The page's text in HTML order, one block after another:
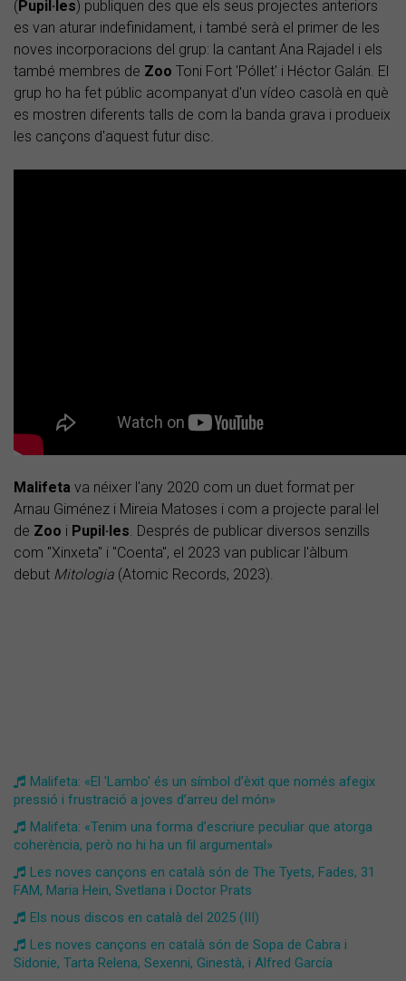
(Pupil·les) publiquen des que els seus projectes anteriors
es van aturar indefinidament, i també serà el primer de les
noves incorporacions del grup: la cantant Ana Rajadel i els
també membres de Zoo Toni Fort 'Póllet' i Héctor Galán. El
grup ho ha fet públic acompanyat d'un vídeo casolà en què
es mostren diferents talls de com la banda grava i produeix
les cançons d'aquest futur disc.
Malifeta va néixer l'any 2020 com un duet format per
Arnau Giménez i Mireia Matoses i com a projecte paral·lel
de Zoo i Pupil·les. Després de publicar diversos senzills
com "Xinxeta" i "Coenta", el 2023 van publicar l'àlbum
debut Mitologia (Atomic Records, 2023).
Malifeta: «El 'Lambo' és un símbol d’èxit que només afegix
pressió i frustració a joves d’arreu del món»
Malifeta: «Tenim una forma d’escriure peculiar que atorga
coherència, però no hi ha un fil argumental»
Les noves cançons en català són de The Tyets, Fades, 31
FAM, Maria Hein, Svetlana i Doctor Prats
Els nous discos en català del 2025 (III)
Les noves cançons en català són de Sopa de Cabra i
Sidonie, Tarta Relena, Sexenni, Ginestà, i Alfred García